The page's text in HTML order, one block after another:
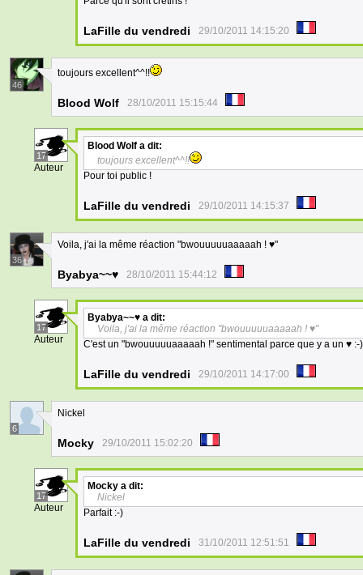
LaFille du vendredi 29/10/2011 14:15:20
46
toujours excellent^^!!
Blood Wolf 28/10/2011 15:15:44
17
Auteur
Blood Wolf a dit:
toujours excellent^^!!
Pour toi public !
LaFille du vendredi 29/10/2011 14:15:37
36
Voila, j'ai la même réaction "bwouuuuuaaaaah ! ♥"
Byabya~~♥ 28/10/2011 15:44:12
17
Auteur
Byabya~~♥ a dit:
Voila, j'ai la même réaction "bwouuuuuaaaaah ! ♥"
C'est un "bwouuuuuaaaaah !" sentimental parce que y a un ♥ :-)
LaFille du vendredi 29/10/2011 14:17:00
6
Nickel
Mocky 29/10/2011 15:02:20
17
Auteur
Mocky a dit:
Nickel
Parfait :-)
LaFille du vendredi 31/10/2011 12:51:51